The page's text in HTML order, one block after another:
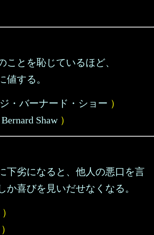
ことを恥じているほど、
値する。
・バーナード・ショー ）
Shaw）
下劣になると、他人の悪口を言
か喜びを見いだせなくなる。
）
）